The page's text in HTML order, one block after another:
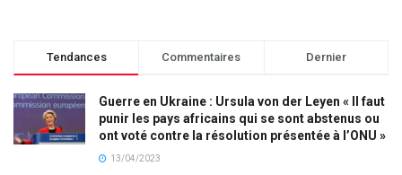
Tendances Commentaires Dernier
Guerre en Ukraine : Ursula von der Leyen « Il faut
punir les pays africains qui se sont abstenus ou
ont voté contre la résolution présentée à l’ONU »
13/04/2023